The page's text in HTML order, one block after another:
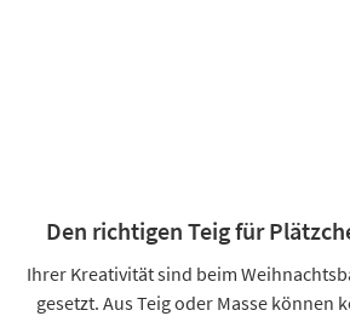
Den richtigen Teig für
Ihrer Kreativität sind beim
gesetzt. Aus Teig oder Masse können